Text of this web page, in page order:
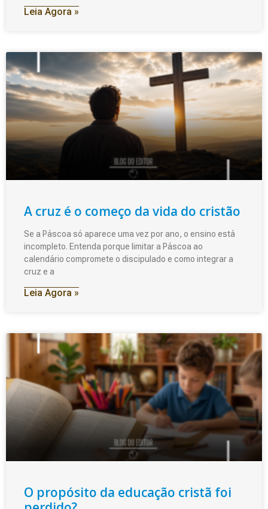
Leia Agora »
A cruz é o começo da vida do cristão
Se a Páscoa só aparece uma vez por ano, o ensino está
incompleto. Entenda porque limitar a Páscoa ao
calendário compromete o discipulado e como integrar a
cruz e a
Leia Agora »
O propósito da educação cristã foi